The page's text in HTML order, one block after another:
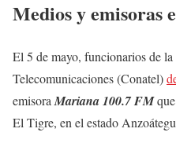
Medios y emisoras
El 5 de mayo, funcionarios de
Telecomunicaciones (Conatel)
emisora Mariana 100.7 FMque
El Tigre, en el estado